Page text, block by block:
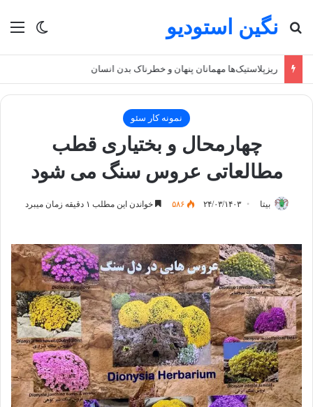
تغییر نگین استودیو
جستجو برای
ریزپلاستیک‌ها مهمانان پنهان و خطرناک بدن انسان
نمونه کار سئو
چهارمحال و بختیاری قطب
مطالعاتی عروس سنگ می شود
بیتا ۲۴/۰۳/۱۴۰۳ ۵۸۶ خواندن این مطلب ۱ دقیقه زمان میبرد